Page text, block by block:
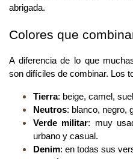
abrigada.
Colores que
A diferencia de lo que
son difíciles de combinar. Los
Tierra: beige, camel,
Neutros: blanco, negro,
Verde militar: muy
urbano y casual.
Denim: en todas sus